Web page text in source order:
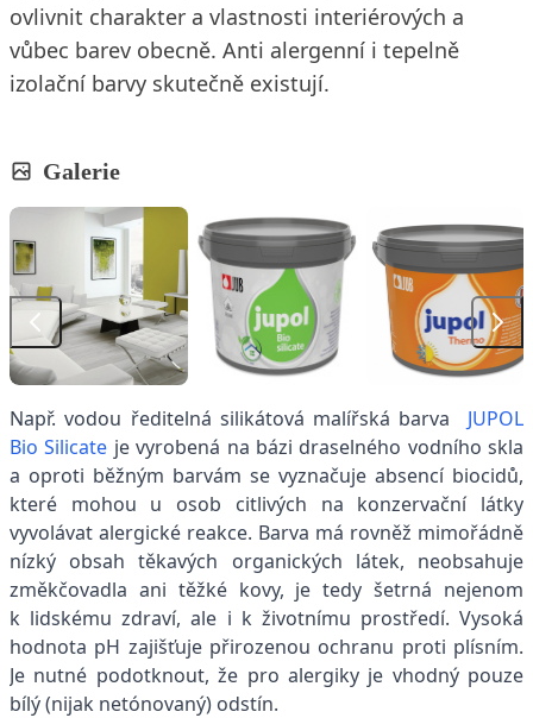
ovlivnit charakter a vlastnosti interiérových a
vůbec barev obecně. Anti alergenní i tepelně
izolační barvy skutečně existují.
Galerie
Např. vodou ředitelná silikátová malířská barva JUPOL
Bio Silicate je vyrobená na bázi draselného vodního skla
a oproti běžným barvám se vyznačuje absencí biocidů,
které mohou u osob citlivých na konzervační látky
vyvolávat alergické reakce. Barva má rovněž mimořádně
nízký obsah těkavých organických látek, neobsahuje
změkčovadla ani těžké kovy, je tedy šetrná nejenom
k lidskému zdraví, ale i k životnímu prostředí. Vysoká
hodnota pH zajišťuje přirozenou ochranu proti plísním.
Je nutné podotknout, že pro alergiky je vhodný pouze
bílý (nijak netónovaný) odstín.